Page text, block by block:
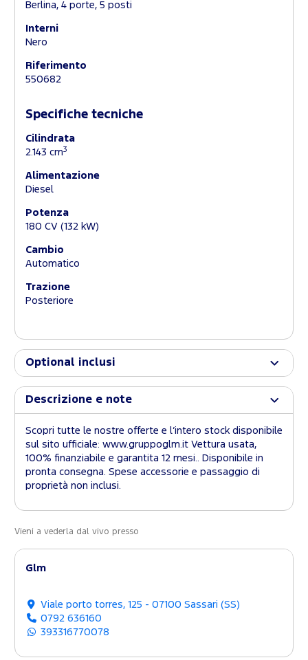
Berlina, 4 porte, 5 posti
Interni
Nero
Riferimento
550682
Specifiche tecniche
Cilindrata
2.143 cm3
Alimentazione
Diesel
Potenza
180 CV (132 kW)
Cambio
Automatico
Trazione
Posteriore
Optional inclusi
Descrizione e note
Scopri tutte le nostre offerte e l’intero stock disponibile
sul sito ufficiale: www.gruppoglm.it Vettura usata,
100% finanziabile e garantita 12 mesi.. Disponibile in
pronta consegna. Spese accessorie e passaggio di
proprietà non inclusi.
Vieni a vederla dal vivo presso
Glm
Viale porto torres, 125 - 07100 Sassari (SS)
0792 636160
393316770078